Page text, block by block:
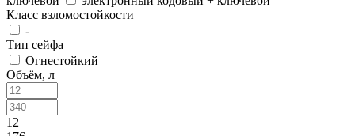
Класс взломостойкости
-
Тип сейфа
Огнестойкий
Объём, л
12